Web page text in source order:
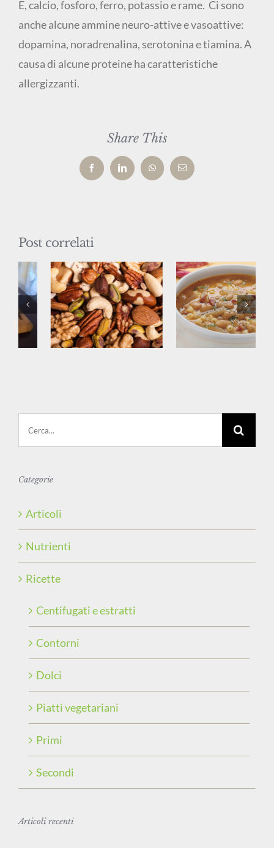
E, calcio, fosforo, ferro, potassio e rame. Ci sono
anche alcune ammine neuro-attive e vasoattive:
dopamina, noradrenalina, serotonina e tiamina. A
causa di alcune proteine ha caratteristiche
allergizzanti.
Share This
FacebookLinkedInWhatsAppEmail
Post correlati
Pasta e legumi
cremosissima
Categorie
Articoli
Nutrienti
Ricette
Centifugati e estratti
Contorni
Dolci
Piatti vegetariani
Primi
Secondi
Articoli recenti